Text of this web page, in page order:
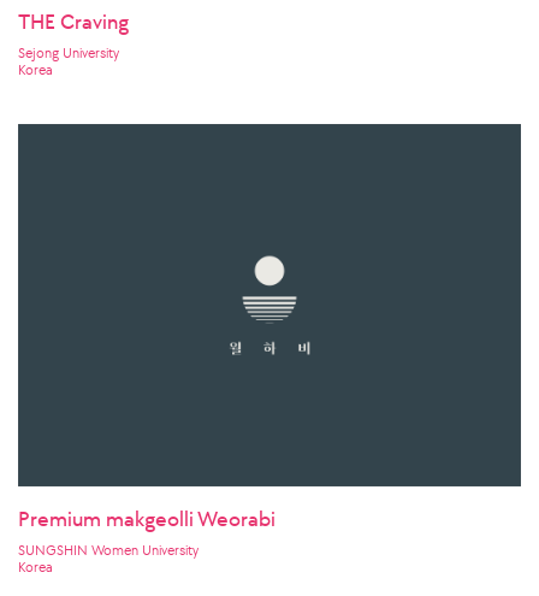
THE Craving
Sejong University
Korea
Premium makgeolli Weorabi
SUNGSHIN Women University
Korea